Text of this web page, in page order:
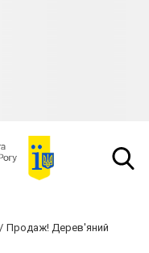
Продаж! Дерев'яний